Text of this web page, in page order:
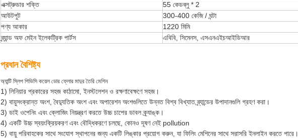
এক্সট্রুডার শক্তি
55 কেডব্লু * 2
আউটপুট
300-400 কেজি / ঘন্টা
পণ্য আকার
1220 মিমি
ব্র্যান্ড অফ মেইন ইলেকট্রিক পার্টস
এবিবি, সিমেনস, এসএনএইচআইডিআর
প্রধান বৈশিষ্ট্য
অ্যান্টি স্লিপ পিভিসি কয়েল ডোর ফ্লোর মাদুর তৈরি মেশিন
1) লিনিয়ার প্রকারের সহজ কাঠামো, ইনস্টলেশন ও রক্ষণাবেক্ষণে সহজ।
2) বায়ুসংক্রান্ত অংশ, বৈদ্যুতিক অংশ এবং অপারেশন অংশগুলিতে উন্নত বিশ্ব বিখ্যাত ব্র্যান্ডের উপাদানগুলি গ্রহণ করা।
3) ডাই ওপেনিং এবং ক্লোজিং নিয়ন্ত্রণ করতে উচ্চ চাপের ডাবল ক্র্যাঙ্ক।
4) একটি উচ্চ স্বয়ংক্রিয়করণ এবং বৌদ্ধিকরণে চলছে, কোনও দূষণ নেই pollution
5) বায়ু পরিবাহকের সাথে সংযোগ স্থাপনের জন্য একটি লিঙ্কার প্রয়োগ করুন, যা ফিলিং মেশিনের সাথে সরাসরি ইনলাইন করতে পারে।